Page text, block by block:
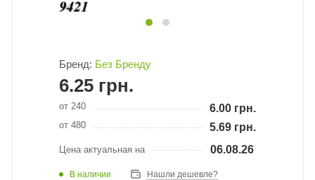
Бренд: Без Бренду
6.25 грн.
от 240 6.00 грн.
от 480 5.69 грн.
Цена актуальная на 06.08.26
В наличии Нашли дешевле?